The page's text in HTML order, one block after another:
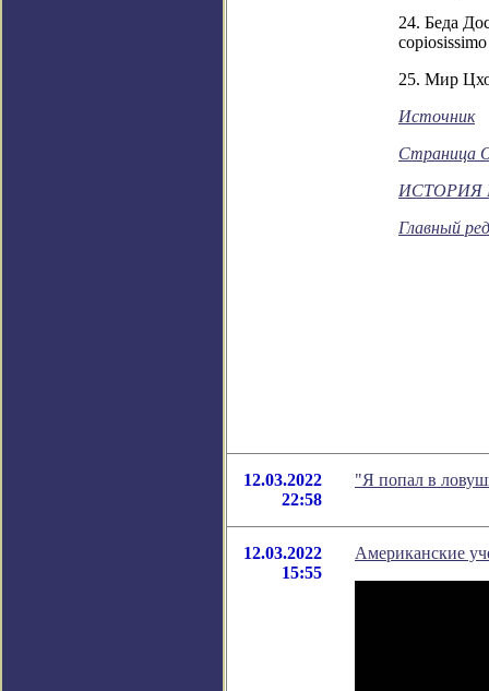
24. Беда
25. Мир
Источник
Страница
ИСТОРИЯ
Главный
12.03.2022
22:58
"Я попал в
12.03.2022
15:55
Американские